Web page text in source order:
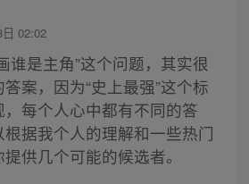
02:02
谁是主角”这个问题，其实很
案，因为“史上最强”这个标
每个人心中都有不同的答
据我个人的理解和一些热门
供几个可能的候选者。